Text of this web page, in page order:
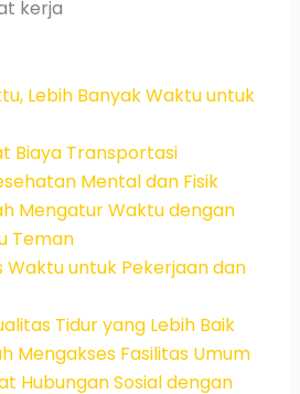
Lebih Banyak Waktu untuk
Biaya Transportasi
Mental dan Fisik
Mengatur Waktu dengan
Teman
Waktu untuk Pekerjaan dan
Tidur yang Lebih Baik
Mengakses Fasilitas Umum
Hubungan Sosial dengan